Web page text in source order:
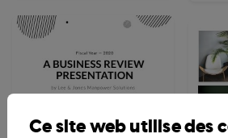
Ce site web utilise des